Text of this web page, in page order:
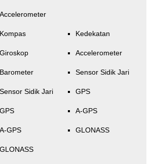
Accelerometer
Kompas
Giroskop
Barometer
Sensor Sidik Jari
GPS
A-GPS
GLONASS
Kedekatan
Accelerometer
Sensor Sidik Jari
GPS
A-GPS
GLONASS